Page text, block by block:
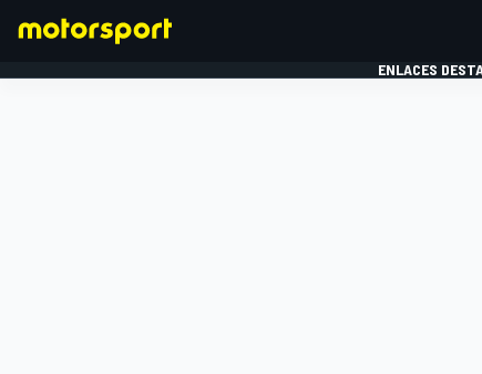
ENLACES